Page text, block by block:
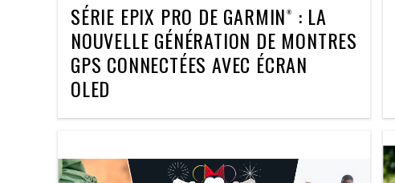
SÉRIE EPIX PRO DE GARMIN® : LA
NOUVELLE GÉNÉRATION DE MONTRES
GPS CONNECTÉES AVEC ÉCRAN
OLED